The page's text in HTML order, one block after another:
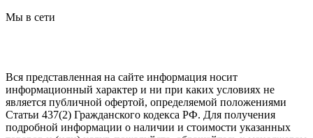
Мы в сети
Вся представленная на сайте информация носит
информационный характер и ни при каких условиях не
является публичной офертой, определяемой положениями
Статьи 437(2) Гражданского кодекса РФ. Для получения
подробной информации о наличии и стоимости указанных